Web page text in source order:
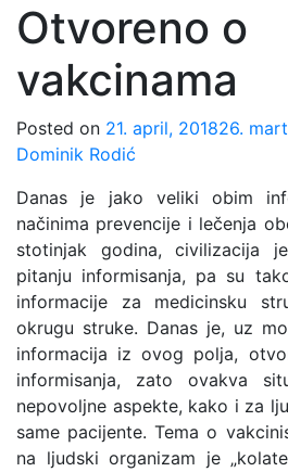
Otvoreno o
vakcinama
Posted on 21. april, 201826.
Dominik Rodić
Danas je jako veliki obim
načinima prevencije i lečenja
stotinjak godina, civilizacija
pitanju informisanja, pa su
informacije za medicinsku
okrugu struke. Danas je, uz
informacija iz ovog polja,
informisanja, zato ovakva
nepovoljne aspekte, kako i za
same pacijente. Tema o
na ljudski organizam je